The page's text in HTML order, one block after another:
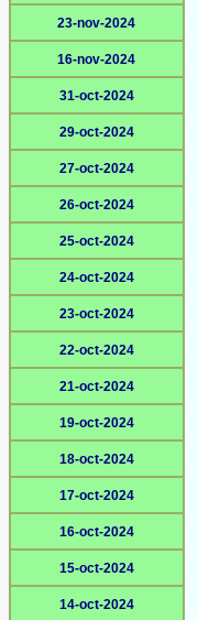
23-nov-2024
16-nov-2024
31-oct-2024
29-oct-2024
27-oct-2024
26-oct-2024
25-oct-2024
24-oct-2024
23-oct-2024
22-oct-2024
21-oct-2024
19-oct-2024
18-oct-2024
17-oct-2024
16-oct-2024
15-oct-2024
14-oct-2024